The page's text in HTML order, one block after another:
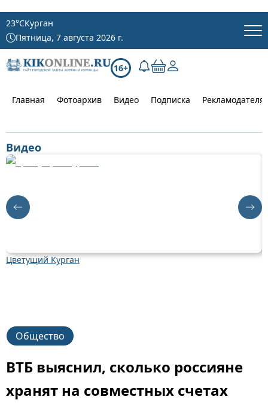
23°CКурган
Пятница, 7 августа 2026 г.
16+
Главная Фотоархив Видео Подписка
Видео
Цветущий Курган
Общество
ВТБ выяснил, сколько россияне
хранят на совместных счетах